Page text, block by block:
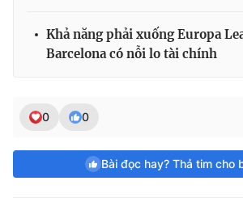
Khả năng phải xuống Europa
Barcelona có nỗi lo tài chính
0 0
Bài đọc hay? Thả tim cho